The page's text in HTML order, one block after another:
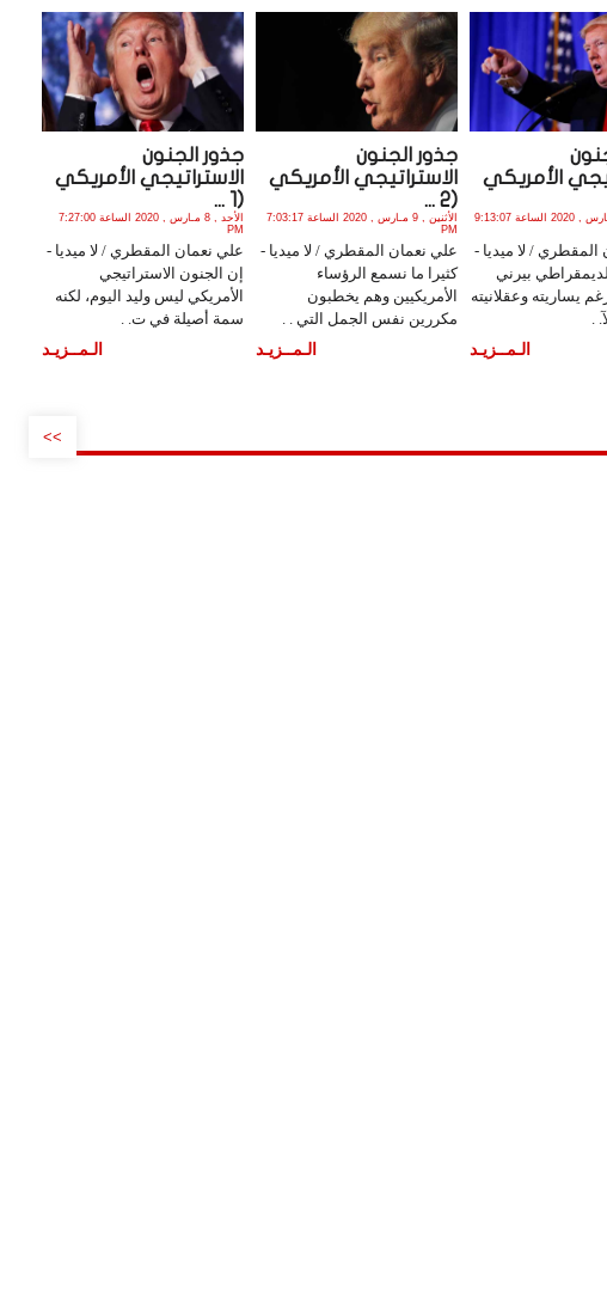
الأمريكي
الثلاثاء , 10 مـارس , 2020 الساعة 9:13:07
المقطري / لا ميديا -
بيرني
يساريته وعقلانيته
.
الـمــزيـد
جذور الجنون
الاستراتيجي الأمريكي
(2 ...
الأثنين , 9 مـارس , 2020 الساعة 7:03:17
PM
علي نعمان المقطري / لا ميديا -
كثيرا ما نسمع الرؤساء
الأمريكيين وهم يخطبون
مكررين نفس الجمل التي . .
الـمــزيـد
جذور الجنون
الاستراتيجي الأمريكي
(1 ...
الأحد , 8 مـارس , 2020 الساعة 7:27:00
PM
علي نعمان المقطري / لا ميديا -
إن الجنون الاستراتيجي
الأمريكي ليس وليد اليوم، لكنه
سمة أصيلة في ت. .
الـمــزيـد
>>